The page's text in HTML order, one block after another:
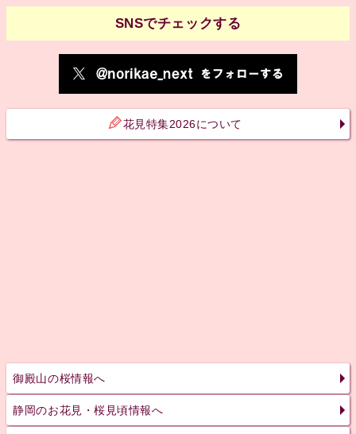
SNSでチェックする
花見特集2026について
御殿山の桜情報へ
静岡のお花見・桜見頃情報へ